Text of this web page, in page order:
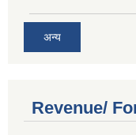
अन्य
Revenue/